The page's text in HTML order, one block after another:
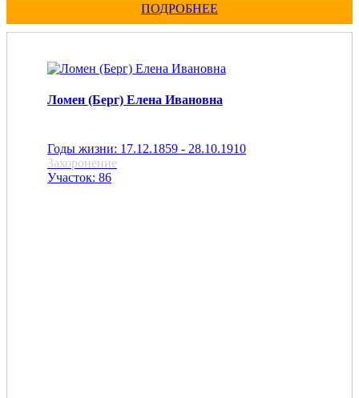
ПОДРОБНЕЕ
Ломен (Берг) Елена Ивановна
Годы жизни: 17.12.1859 - 28.10.1910
Захоронение
Участок: 86